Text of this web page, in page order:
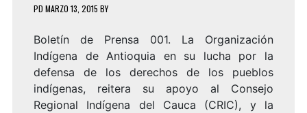
PD MARZO 13, 2015 BY
Boletín de Prensa 001. La Organización
Indígena de Antioquia en su lucha por la
defensa de los derechos de los pueblos
indígenas, reitera su apoyo al Consejo
Regional Indígena del Cauca (CRIC), y la